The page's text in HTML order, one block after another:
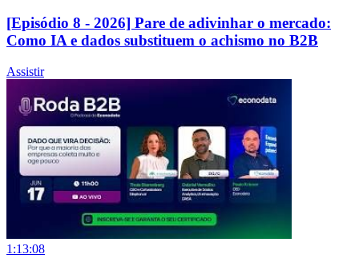
[Episódio 8 - 2026] Pare de adivinhar o mercado:
Como IA e dados substituem o achismo no B2B
Assistir
1:13:08